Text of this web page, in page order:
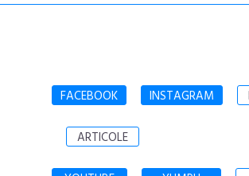
FACEBOOK INSTAGRAM
ARTICOLE